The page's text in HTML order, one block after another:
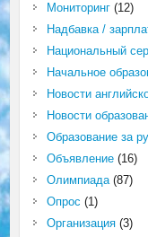
Мониторинг(12)
Надбавка /
Национальный
Начальное
Новости
Новости
Образование за
Объявление(16)
Олимпиада(87)
Опрос (1)
Организация(3)